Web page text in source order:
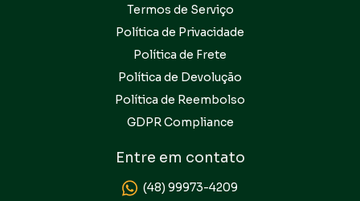
Termos de Serviço
Política de Privacidade
Política de Frete
Política de Devolução
Política de Reembolso
GDPR Compliance
Entre em contato
(48) 99973-4209